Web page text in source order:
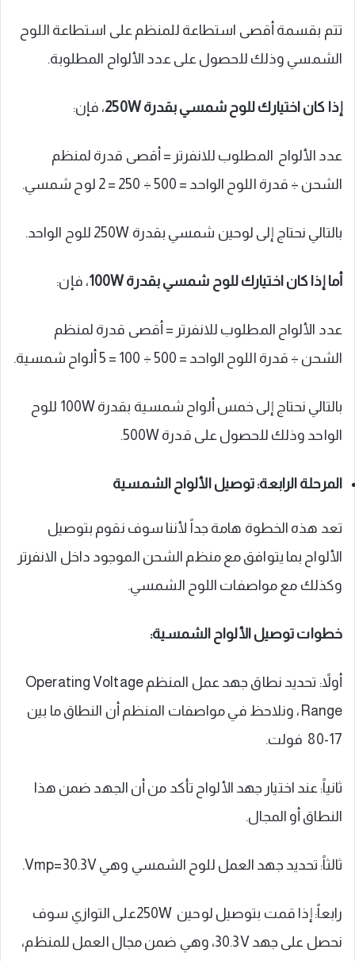
تتم بقسمة أقصى استطاعة للمنظم على استطاعة اللوح
الشمسي وذلك للحصول على عدد الألواح المطلوبة.
إذا كان اختيارك للوح شمسي بقدرة 250W، فإن:
عدد الألواح المطلوب للانفرتر = أقصى قدرة لمنظم
الشحن ÷ قدرة اللوح الواحد = 500 ÷ 250 = 2 لوح شمسي.
بالتالي نحتاج إلى لوحين شمسي بقدرة 250W للوح الواحد.
أما إذا كان اختيارك للوح شمسي بقدرة 100W، فإن:
عدد الألواح المطلوب للانفرتر = أقصى قدرة لمنظم
الشحن ÷ قدرة اللوح الواحد = 500 ÷ 100 = 5 ألواح شمسية.
بالتالي نحتاج إلى خمس ألواح شمسية بقدرة 100W للوح
الواحد وذلك للحصول على قدرة 500W.
المرحلة الرابعة: توصيل الألواح الشمسية
تعد هذه الخطوة هامة جداً لأننا سوف نقوم بتوصيل
الألواح بما يتوافق مع منظم الشحن الموجود داخل الانفرتر
وكذلك مع مواصفات اللوح الشمسي.
خطوات توصيل الألواح الشمسية:
أولاً: تحديد نطاق جهد عمل المنظم Operating Voltage
Range، ونلاحظ في مواصفات المنظم أن النطاق ما بين
17-80 فولت.
ثانياً: عند اختيار جهد الألواح تأكد من أن الجهد ضمن هذا
النطاق أو المجال.
ثالثاً: تحديد جهد العمل للوح الشمسي وهي Vmp=30.3V.
رابعاً: إذا قمت بتوصيل لوحين 250Wعلى التوازي سوف
نحصل على جهد 30.3V، وهي ضمن مجال العمل للمنظم،